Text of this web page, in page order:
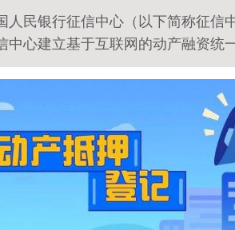
人民银行征信中心（以下简称征信
中心建立基于互联网的动产融资统